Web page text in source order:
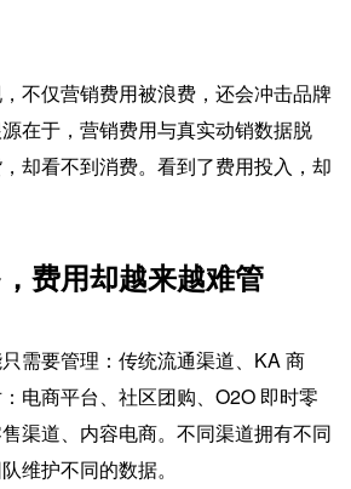
不仅营销费用被浪费，还会冲击品牌
在于，营销费用与真实动销数据脱
却看不到消费。看到了费用投入，却
费用却越来越难管
需要管理：传统流通渠道、KA 商
电商平台、社区团购、O2O 即时零
渠道、内容电商。不同渠道拥有不同
维护不同的数据。